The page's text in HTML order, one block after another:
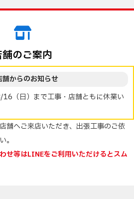
のご案内
からのお知らせ
（日）まで工事・店舗ともに休業い
舗へご来店いただき、出張工事のご依
。
せ等はLINEをご利用いただけるとスム